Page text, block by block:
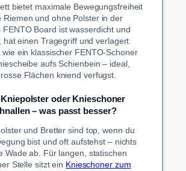
bietet maximale Bewegungsfreiheit
Riemen und ohne Polster in der
FENTO Board ist wasserdicht und
hat einen Tragegriff und verlagert
wie ein klassischer FENTO-Schoner
aufs Schienbein – ideal,
Flächen kniend verfugst.
oder Knieschoner
– was passt besser?
und Bretter sind top, wenn du
bist und oft aufstehst – nichts
Wade ab. Für langen, statischen
Stelle sitzt ein Knieschoner zum